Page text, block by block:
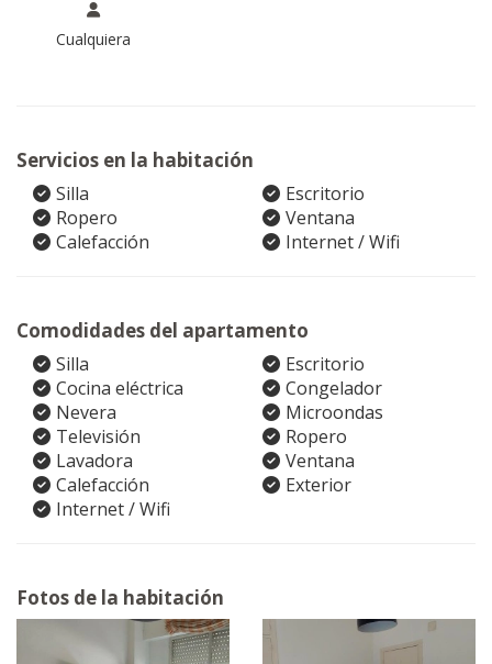
Cualquiera
Servicios en la habitación
Silla
Escritorio
Ropero
Ventana
Calefacción
Internet / Wifi
Comodidades del apartamento
Silla
Escritorio
Cocina eléctrica
Congelador
Nevera
Microondas
Televisión
Ropero
Lavadora
Ventana
Calefacción
Exterior
Internet / Wifi
Fotos de la habitación